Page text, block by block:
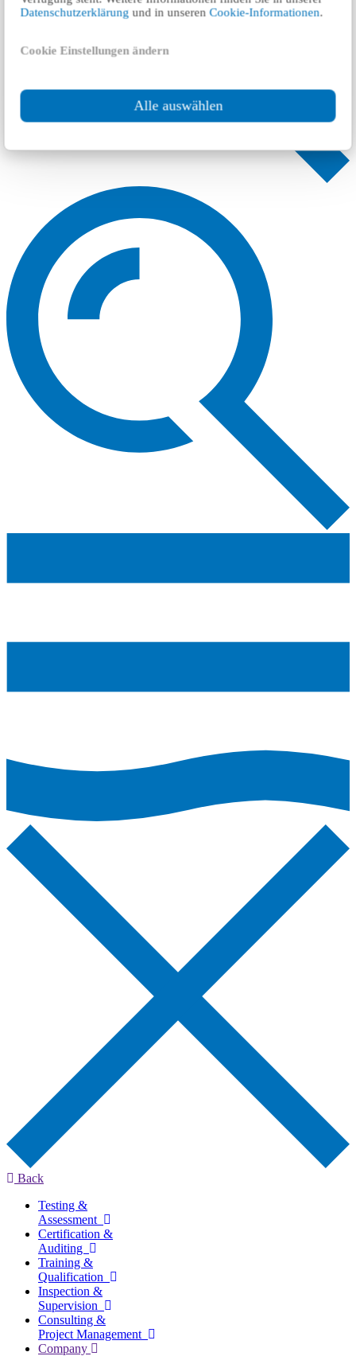
Datenschutzerklärung und in unserenCookie-Informationen.
Cookie Einstellungen ändern
Alle auswählen
Back
Testing &
Assessment
Certification &
Auditing
Training &
Qualification
Inspection &
Supervision
Consulting &
Project Management
Company